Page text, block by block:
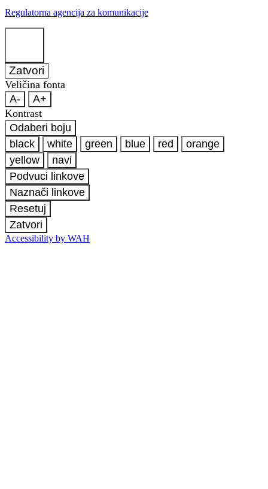
Regulatorna agencija za komunikacije
Zatvori
Veličina fonta
A-
A+
Kontrast
Odaberi boju
black
white green blue red
orange
yellow
navi
Podvuci linkove
Naznači linkove
Resetuj
Zatvori
Accessibility by WAH